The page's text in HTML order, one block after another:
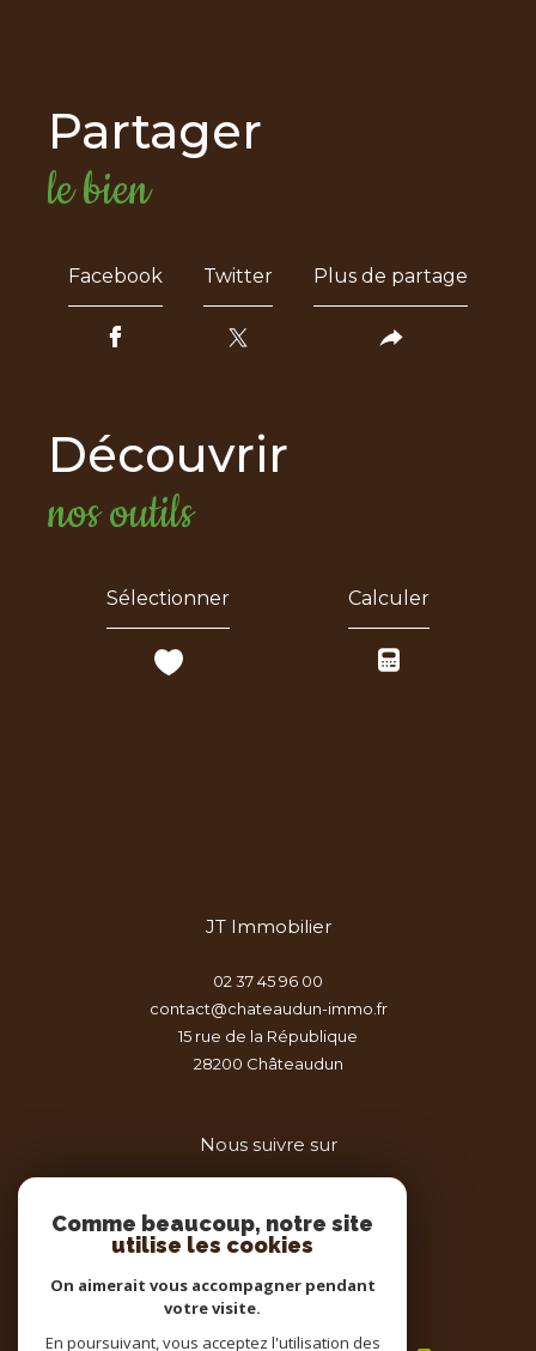
partager
le bien
Facebook Twitter Plus de partage
découvrir
nos outils
Sélectionner Calculer
JT Immobilier
02 37 45 96 00
contact@chateaudun-immo.fr
15 rue de la République
28200
châteaudun
Nous suivre sur
Adhérents
Comme beaucoup, notre site
utilise les cookies
On aimerait vous accompagner pendant
votre visite.
En poursuivant, vous acceptez l'utilisation des